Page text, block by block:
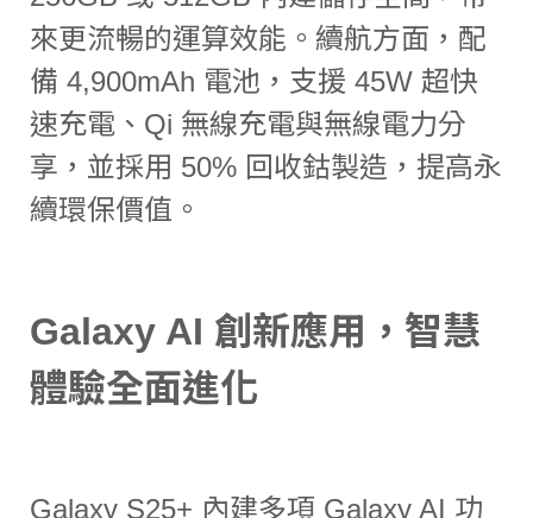
來更流暢的運算效能。續航方面，配
備 4,900mAh 電池，支援 45W 超快
速充電、Qi 無線充電與無線電力分
享，並採用 50% 回收鈷製造，提高永
續環保價值。
Galaxy AI 創新應用，智慧
體驗全面進化
Galaxy S25+ 內建多項 Galaxy AI 功